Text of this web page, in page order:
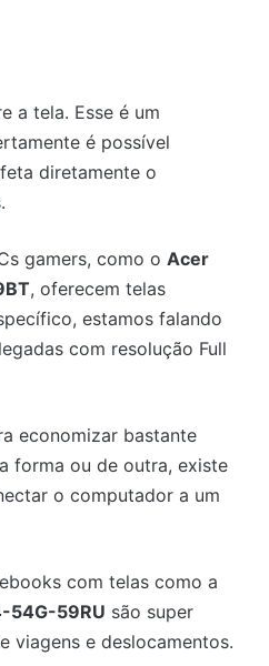
a tela. Esse é um
é possível
diretamente o
gamers, como o Acer
, oferecem telas
estamos falando
com resolução Full
economizar bastante
forma ou de outra, existe
o computador a um
com telas como a
54G-59RU são super
viagens e deslocamentos.